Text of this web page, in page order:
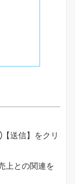
送信】をクリ
上との関連を